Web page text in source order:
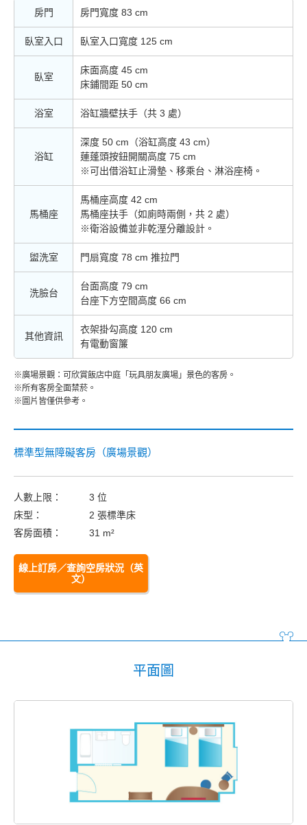
房門 房門寬度 83 cm
臥室入口 臥室入口寬度 125 cm
臥室
床面高度 45 cm
床鋪間距 50 cm
浴室 浴缸牆壁扶手（共 3 處）
浴缸
深度 50 cm（浴缸高度 43 cm）
蓮蓬頭按鈕開關高度 75 cm
※可出借浴缸止滑墊、移乘台、淋浴座椅。
馬桶座
馬桶座高度 42 cm
馬桶座扶手（如廁時兩側，共 2 處）
※衛浴設備並非乾溼分離設計。
盥洗室 門扇寬度 78 cm 推拉門
洗臉台
台面高度 79 cm
台座下方空間高度 66 cm
其他資訊
衣架掛勾高度 120 cm
有電動窗簾
※廣場景觀：可欣賞飯店中庭「玩具朋友廣場」景色的客房。
※所有客房全面禁菸。
※圖片皆僅供參考。
標準型無障礙客房（廣場景觀）
人數上限：
3 位
床型：
2 張標準床
客房面積：
31 m²
線上訂房／查詢空房狀況（英
文）
平面圖